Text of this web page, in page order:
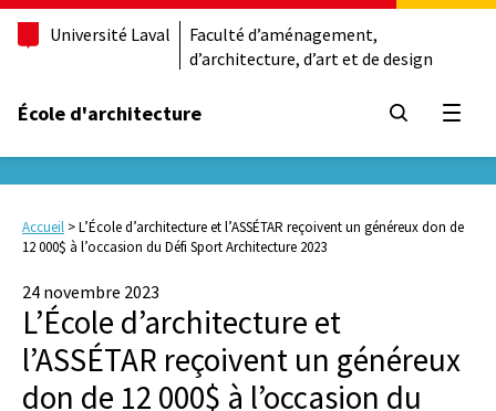
Université Laval
Faculté d’aménagement,
d’architecture, d’art et de design
École d'architecture
Accueil >L’École d’architecture et l’ASSÉTAR reçoivent un généreux don de
12 000$ à l’occasion du Défi Sport Architecture 2023
24 novembre 2023
L’École d’architecture et
l’ASSÉTAR reçoivent un généreux
don de 12 000$ à l’occasion du